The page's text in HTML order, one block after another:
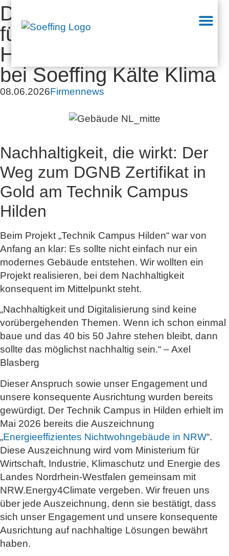
DGNB Zertifikat in Gold
für den Technik Campus
Hilden: Nachhaltigkeit
bei Soeffing Kälte Klima
08.06.2026Firmennews
Nachhaltigkeit, die wirkt: Der
Weg zum DGNB Zertifikat in
Gold am Technik Campus
Hilden
Beim Projekt „Technik Campus Hilden“ war von
Anfang an klar: Es sollte nicht einfach nur ein
modernes Gebäude entstehen. Wir wollten ein
Projekt realisieren, bei dem Nachhaltigkeit
konsequent im Mittelpunkt steht.
„Nachhaltigkeit und Digitalisierung sind keine
vorübergehenden Themen. Wenn ich schon einmal
baue und das 40 bis 50 Jahre stehen bleibt, dann
sollte das möglichst nachhaltig sein.“ – Axel
Blasberg
Dieser Anspruch sowie unser Engagement und
unsere konsequente Ausrichtung wurden bereits
gewürdigt. Der Technik Campus in Hilden erhielt im
Mai 2026 bereits die Auszeichnung
„Energieeffizientes Nichtwohngebäude in NRW“.
Diese Auszeichnung wird vom Ministerium für
Wirtschaft, Industrie, Klimaschutz und Energie des
Landes Nordrhein-Westfalen gemeinsam mit
NRW.Energy4Climate vergeben. Wir freuen uns
über jede Auszeichnung, denn sie bestätigt, dass
sich unser Engagement und unsere konsequente
Ausrichtung auf nachhaltige Lösungen bewährt
haben.